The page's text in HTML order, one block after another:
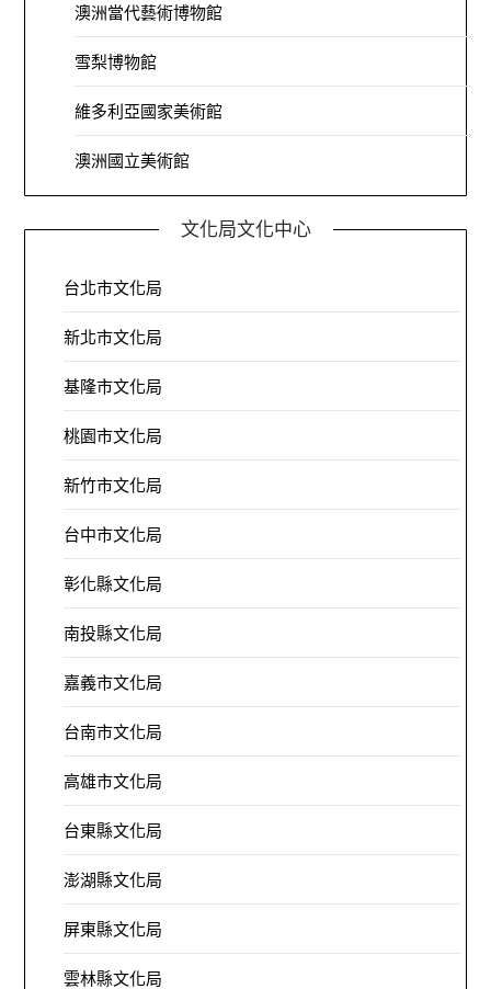
澳洲當代藝術博物館
雪梨博物館
維多利亞國家美術館
澳洲國立美術館
文化局文化中心
台北市文化局
新北市文化局
基隆市文化局
桃園市文化局
新竹市文化局
台中市文化局
彰化縣文化局
南投縣文化局
嘉義市文化局
台南市文化局
高雄市文化局
台東縣文化局
澎湖縣文化局
屏東縣文化局
雲林縣文化局